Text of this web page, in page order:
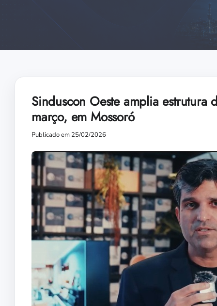
Sinduscon Oeste amplia estrutura
março, em Mossoró
Publicado em 25/02/2026